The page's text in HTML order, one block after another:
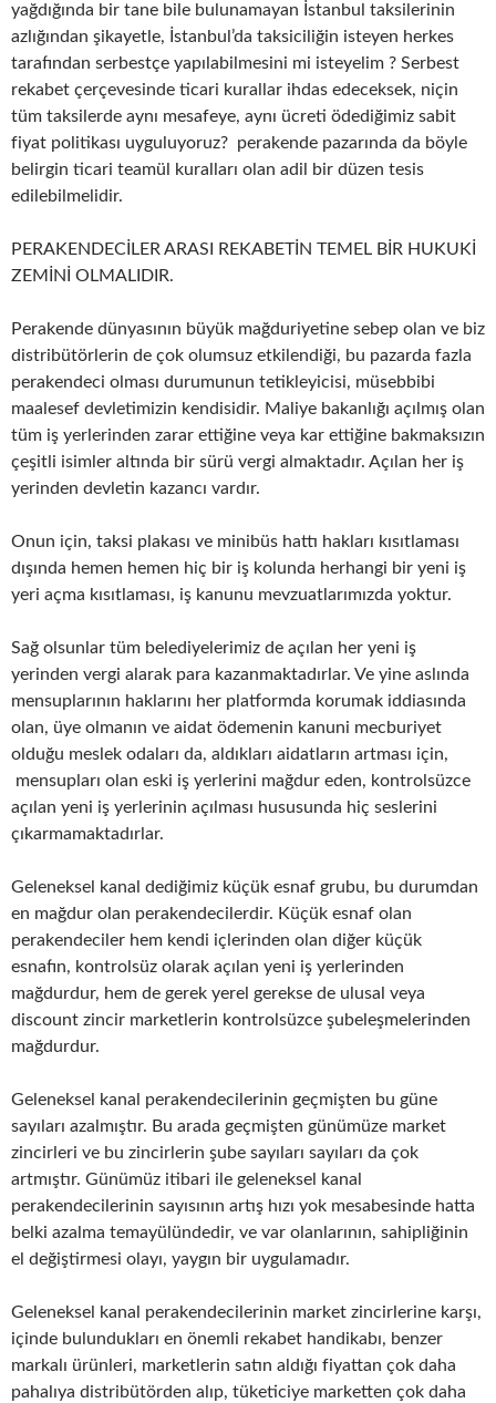
yağdığında bir tane bile bulunamayan İstanbul taksilerinin
azlığından şikayetle, İstanbul’da taksiciliğin isteyen herkes
tarafından serbestçe yapılabilmesini mi isteyelim ? Serbest
rekabet çerçevesinde ticari kurallar ihdas edeceksek, niçin
tüm taksilerde aynı mesafeye, aynı ücreti ödediğimiz sabit
fiyat politikası uyguluyoruz? perakende pazarında da böyle
belirgin ticari teamül kuralları olan adil bir düzen tesis
edilebilmelidir.
PERAKENDECİLER ARASI REKABETİN TEMEL BİR HUKUKİ
ZEMİNİ OLMALIDIR.
Perakende dünyasının büyük mağduriyetine sebep olan ve biz
distribütörlerin de çok olumsuz etkilendiği, bu pazarda fazla
perakendeci olması durumunun tetikleyicisi, müsebbibi
maalesef devletimizin kendisidir. Maliye bakanlığı açılmış olan
tüm iş yerlerinden zarar ettiğine veya kar ettiğine bakmaksızın
çeşitli isimler altında bir sürü vergi almaktadır. Açılan her iş
yerinden devletin kazancı vardır.
Onun için, taksi plakası ve minibüs hattı hakları kısıtlaması
dışında hemen hemen hiç bir iş kolunda herhangi bir yeni iş
yeri açma kısıtlaması, iş kanunu mevzuatlarımızda yoktur.
Sağ olsunlar tüm belediyelerimiz de açılan her yeni iş
yerinden vergi alarak para kazanmaktadırlar. Ve yine aslında
mensuplarının haklarını her platformda korumak iddiasında
olan, üye olmanın ve aidat ödemenin kanuni mecburiyet
olduğu meslek odaları da, aldıkları aidatların artması için,
mensupları olan eski iş yerlerini mağdur eden, kontrolsüzce
açılan yeni iş yerlerinin açılması hususunda hiç seslerini
çıkarmamaktadırlar.
Geleneksel kanal dediğimiz küçük esnaf grubu, bu durumdan
en mağdur olan perakendecilerdir. Küçük esnaf olan
perakendeciler hem kendi içlerinden olan diğer küçük
esnafın, kontrolsüz olarak açılan yeni iş yerlerinden
mağdurdur, hem de gerek yerel gerekse de ulusal veya
discount zincir marketlerin kontrolsüzce şubeleşmelerinden
mağdurdur.
Geleneksel kanal perakendecilerinin geçmişten bu güne
sayıları azalmıştır. Bu arada geçmişten günümüze market
zincirleri ve bu zincirlerin şube sayıları sayıları da çok
artmıştır. Günümüz itibari ile geleneksel kanal
perakendecilerinin sayısının artış hızı yok mesabesinde hatta
belki azalma temayülündedir, ve var olanlarının, sahipliğinin
el değiştirmesi olayı, yaygın bir uygulamadır.
Geleneksel kanal perakendecilerinin market zincirlerine karşı,
içinde bulundukları en önemli rekabet handikabı, benzer
markalı ürünleri, marketlerin satın aldığı fiyattan çok daha
pahalıya distribütörden alıp, tüketiciye marketten çok daha